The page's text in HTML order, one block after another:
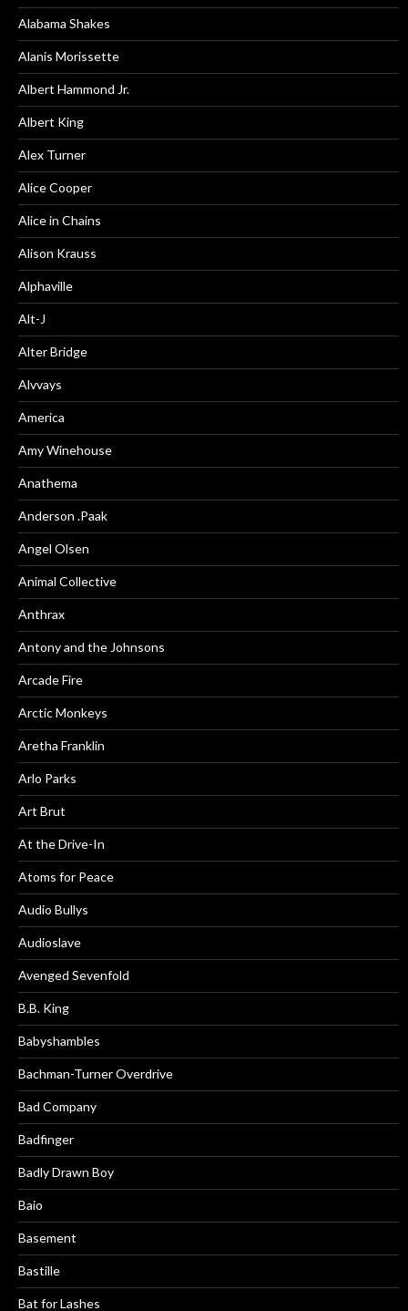
Alabama Shakes
Alanis Morissette
Albert Hammond Jr.
Albert King
Alex Turner
Alice Cooper
Alice in Chains
Alison Krauss
Alphaville
Alt-J
Alter Bridge
Alvvays
America
Amy Winehouse
Anathema
Anderson .Paak
Angel Olsen
Animal Collective
Anthrax
Antony and the Johnsons
Arcade Fire
Arctic Monkeys
Aretha Franklin
Arlo Parks
Art Brut
At the Drive-In
Atoms for Peace
Audio Bullys
Audioslave
Avenged Sevenfold
B.B. King
Babyshambles
Bachman-Turner Overdrive
Bad Company
Badfinger
Badly Drawn Boy
Baio
Basement
Bastille
Bat for Lashes